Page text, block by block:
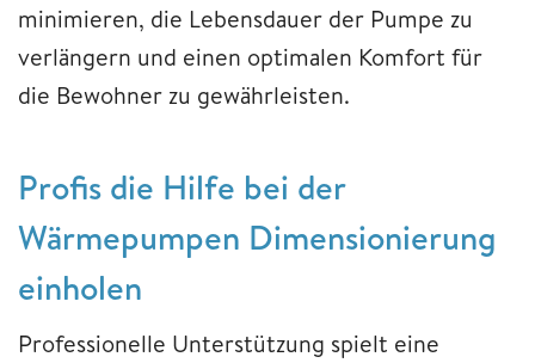
minimieren, die Lebensdauer der Pumpe zu
verlängern und einen optimalen Komfort für
die Bewohner zu gewährleisten.
Profis die Hilfe bei der
Wärmepumpen Dimensionierung
einholen
Professionelle Unterstützung spielt eine